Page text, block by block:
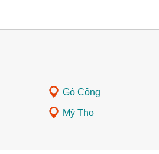
Gò Công
Mỹ Tho